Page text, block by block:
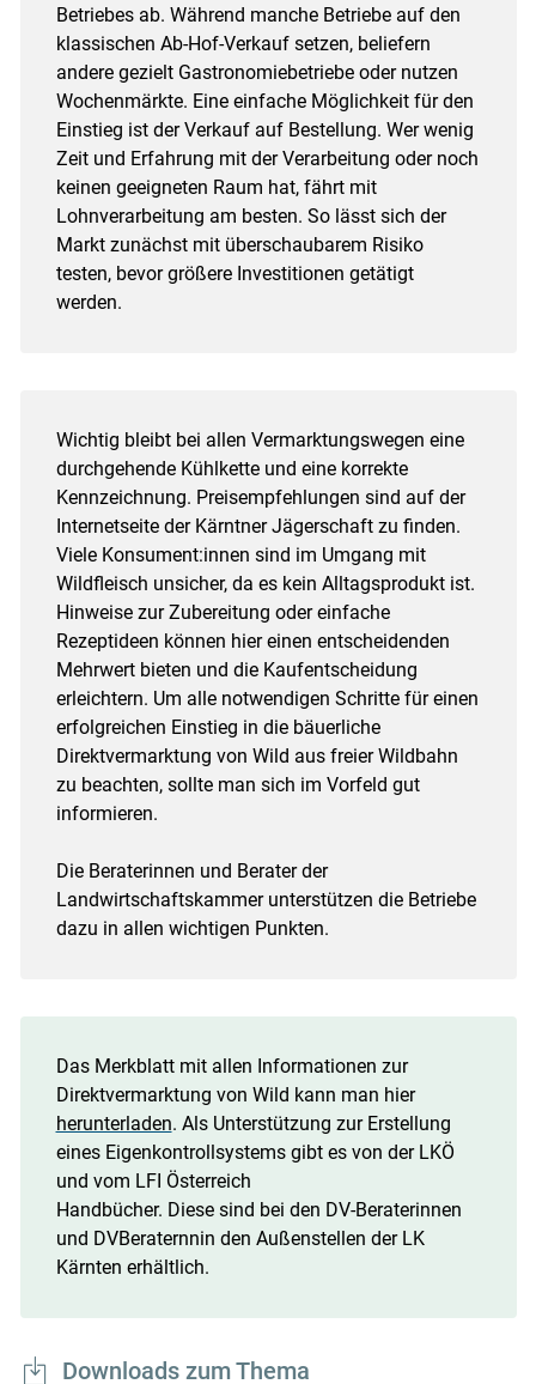
Betriebes ab. Während manche Betriebe auf den
klassischen Ab-Hof-Verkauf setzen, beliefern
andere gezielt Gastronomiebetriebe oder nutzen
Wochenmärkte. Eine einfache Möglichkeit für den
Einstieg ist der Verkauf auf Bestellung. Wer wenig
Zeit und Erfahrung mit der Verarbeitung oder noch
keinen geeigneten Raum hat, fährt mit
Lohnverarbeitung am besten. So lässt sich der
Markt zunächst mit überschaubarem Risiko
testen, bevor größere Investitionen getätigt
werden.
Wichtig bleibt bei allen Vermarktungswegen eine
durchgehende Kühlkette und eine korrekte
Kennzeichnung. Preisempfehlungen sind auf der
Internetseite der Kärntner Jägerschaft zu finden.
Viele Konsument:innen sind im Umgang mit
Wildfleisch unsicher, da es kein Alltagsprodukt ist.
Hinweise zur Zubereitung oder einfache
Rezeptideen können hier einen entscheidenden
Mehrwert bieten und die Kaufentscheidung
erleichtern. Um alle notwendigen Schritte für einen
erfolgreichen Einstieg in die bäuerliche
Direktvermarktung von Wild aus freier Wildbahn
zu beachten, sollte man sich im Vorfeld gut
informieren.
Die Beraterinnen und Berater der
Landwirtschaftskammer unterstützen die Betriebe
dazu in allen wichtigen Punkten.
Das Merkblatt mit allen Informationen zur
Direktvermarktung von Wild kann man hier
herunterladen. Als Unterstützung zur Erstellung
eines Eigenkontrollsystems gibt es von der LKÖ
und vom LFI Österreich
Handbücher. Diese sind bei den DV-Beraterinnen
und DVBeraternnin den Außenstellen der LK
Kärnten erhältlich.
Downloads zum Thema